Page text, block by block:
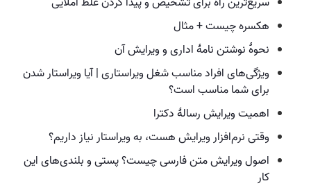
هکسره چیست + مثال
نحوهٔ نوشتن نامهٔ اداری و ویرایش آن
ویژگی‌های افراد مناسب شغل ویراستاری | آیا ویراستار شدن
برای شما مناسب است؟
اهمیت ویرایش رسالهٔ دکترا
وقتی نرم‌افزار ویرایش هست،‌ به ویراستار نیاز داریم؟
اصول ویرایش متن فارسی چیست؟ پستی و بلندی‌های این
کار